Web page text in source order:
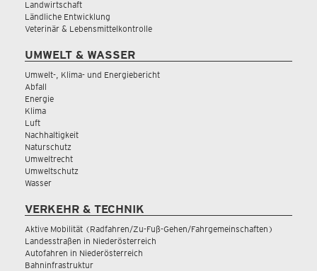
Landwirtschaft
Ländliche Entwicklung
Veterinär & Lebensmittelkontrolle
UMWELT & WASSER
Umwelt-, Klima- und Energiebericht
Abfall
Energie
Klima
Luft
Nachhaltigkeit
Naturschutz
Umweltrecht
Umweltschutz
Wasser
VERKEHR & TECHNIK
Aktive Mobilität (Radfahren/Zu-Fuß-Gehen/Fahrgemeinschaften)
Landesstraßen in Niederösterreich
Autofahren in Niederösterreich
Bahninfrastruktur